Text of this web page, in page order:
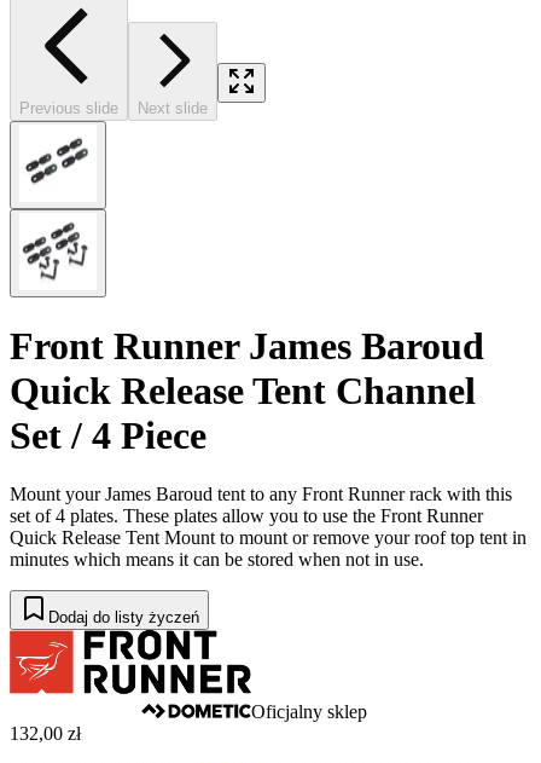
Previous slide Next slide
Front Runner James Baroud
Quick Release Tent Channel
Set / 4 Piece
Mount your James Baroud tent to any Front Runner rack with this
set of 4 plates. These plates allow you to use the Front Runner
Quick Release Tent Mount to mount or remove your roof top tent in
minutes which means it can be stored when not in use.
Dodaj do listy życzeń
Oficjalny sklep
132,00 zł